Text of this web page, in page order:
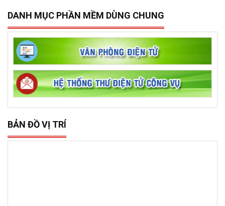
DANH MỤC PHẦN MỀM DÙNG CHUNG
BẢN ĐỒ VỊ TRÍ